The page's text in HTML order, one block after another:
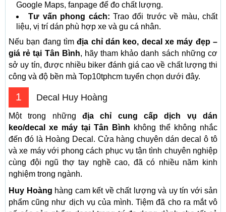
Google Maps, fanpage để đo chất lượng.
Tư vấn phong cách: Trao đổi trước về màu, chất
liệu, vị trí dán phù hợp xe và gu cá nhân.
Nếu bạn đang tìmđịa chỉ dán keo, decal xe máy đẹp –
giá rẻ tại Tân Bình, hãy tham khảo danh sách những cơ
sở uy tín, được nhiều biker đánh giá cao về chất lượng thi
công và độ bền mà Top10tphcm tuyển chọn dưới đây.
1 Decal Huy Hoàng
Một trong những địa chỉ cung cấp dịch vụ dán
keo/decal xe máy tại Tân Bình không thể không nhắc
đến đó là Hoàng Decal. Cửa hàng chuyên dán decal ô tô
và xe máy với phong cách phục vụ tận tình chuyên nghiệp
cùng đội ngũ thợ tay nghề cao, đã có nhiều năm kinh
nghiệm trong ngành.
Huy Hoàng hàng cam kết về chất lượng và uy tín với sản
phẩm cũng như dịch vụ của mình. Tiệm đã cho ra mắt vô